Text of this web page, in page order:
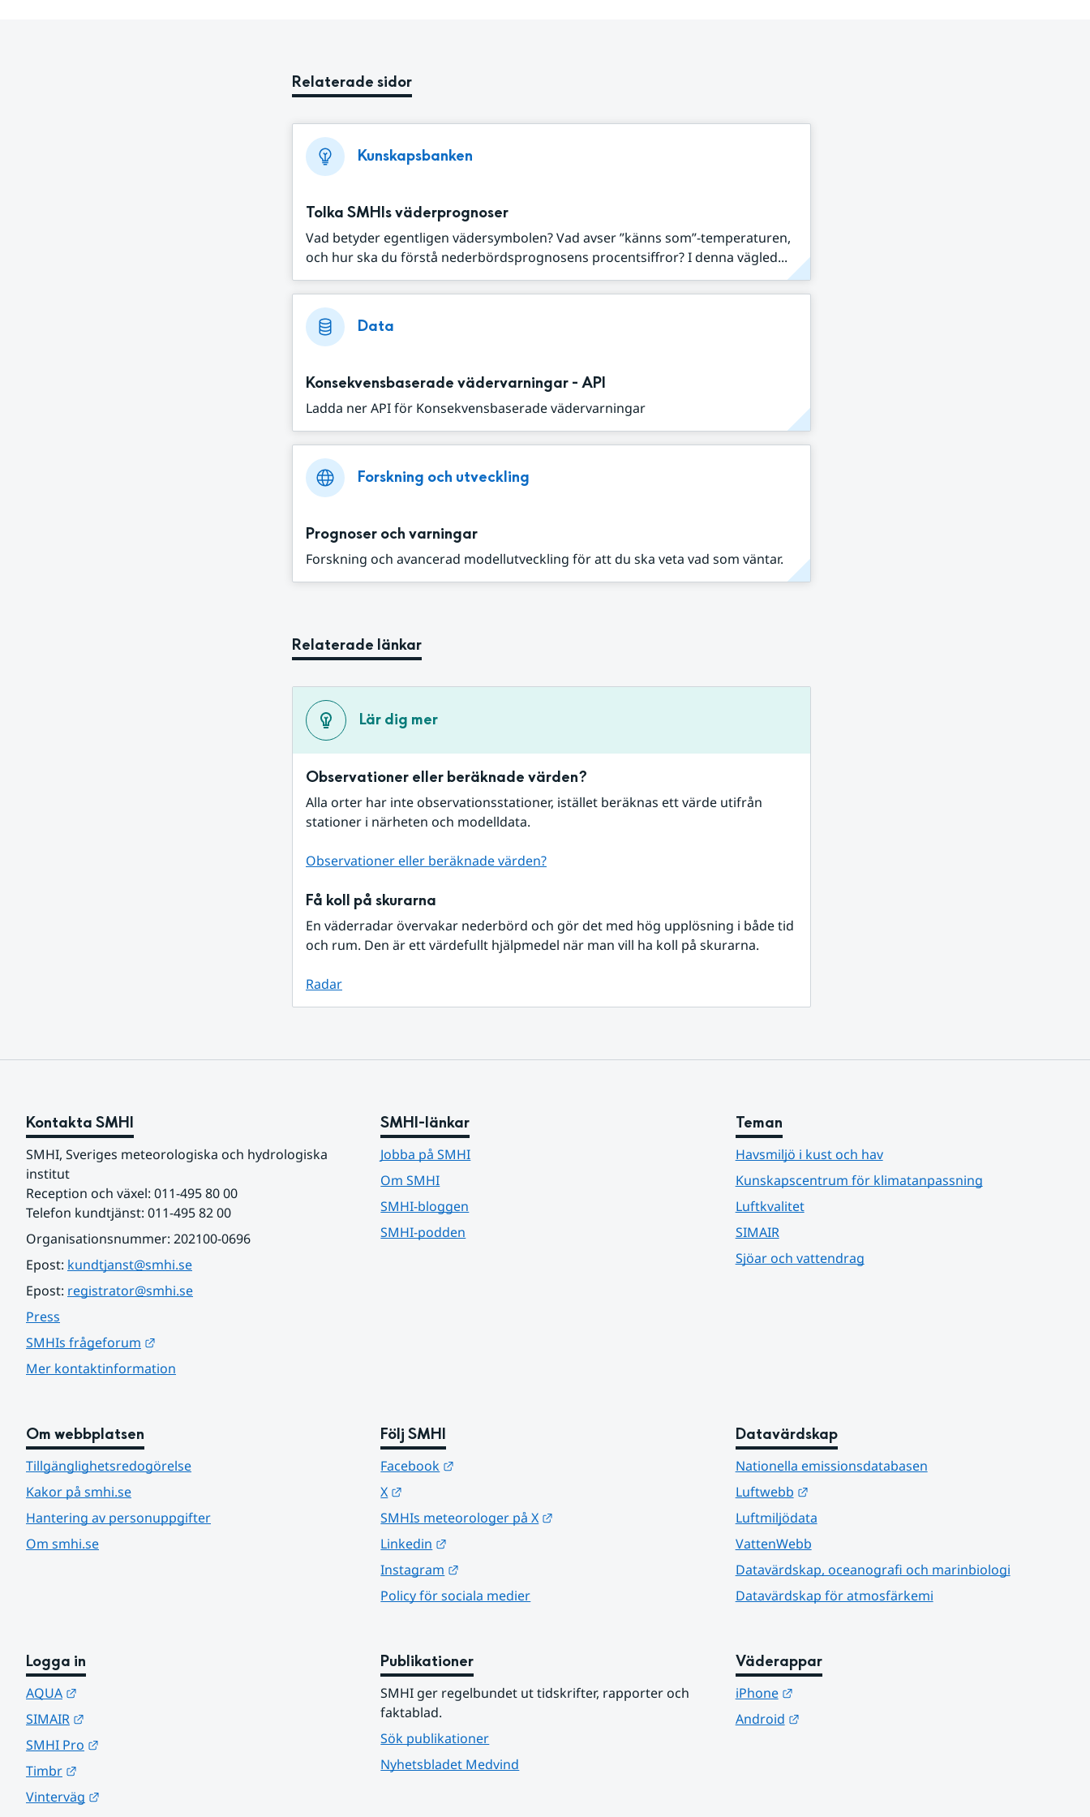
Relaterade sidor
Kunskapsbanken
Tolka SMHIs väderprognoser
Vad betyder egentligen vädersymbolen? Vad avser ”känns som”-temperaturen,
och hur ska du förstå nederbördsprognosens procentsiffror? I denna vägled...
Data
Konsekvensbaserade vädervarningar - API
Ladda ner API för Konsekvensbaserade vädervarningar
Forskning och utveckling
Prognoser och varningar
Forskning och avancerad modellutveckling för att du ska veta vad som väntar.
Relaterade länkar
Lär dig mer
Observationer eller beräknade värden?
Alla orter har inte observationsstationer, istället beräknas ett värde utifrån
stationer i närheten och modelldata.
Observationer eller beräknade värden?
Få koll på skurarna
En väderradar övervakar nederbörd och gör det med hög upplösning i både tid
och rum. Den är ett värdefullt hjälpmedel när man vill ha koll på skurarna.
Radar
Kontakta SMHI
SMHI, Sveriges meteorologiska och hydrologiska
institut
Reception och växel: 011-495 80 00
Telefon kundtjänst: 011-495 82 00
Organisationsnummer: 202100-0696
Epost: kundtjanst@smhi.se
Epost: registrator@smhi.se
Press
SMHIs frågeforum
Mer kontaktinformation
SMHI-länkar
Jobba på SMHI
Om SMHI
SMHI-bloggen
SMHI-podden
Teman
Havsmiljö i kust och hav
Kunskapscentrum för klimatanpassning
Luftkvalitet
SIMAIR
Sjöar och vattendrag
Om webbplatsen
Tillgänglighetsredogörelse
Kakor på smhi.se
Hantering av personuppgifter
Om smhi.se
Följ SMHI
Facebook
X
SMHIs meteorologer på X
Linkedin
Instagram
Policy för sociala medier
Datavärdskap
Nationella emissionsdatabasen
Luftwebb
Länk till annan webbplats.
Luftmiljödata
VattenWebb
Datavärdskap, oceanografi och marinbiologi
Datavärdskap för atmosfärkemi
Logga in
AQUA
SIMAIR
SMHI Pro
Timbr
Vinterväg
Publikationer
SMHI ger regelbundet ut tidskrifter, rapporter och
faktablad.
Sök publikationer
Nyhetsbladet Medvind
Väderappar
iPhone
Länk till annan webbplats.
Android
Länk till annan webbplats.